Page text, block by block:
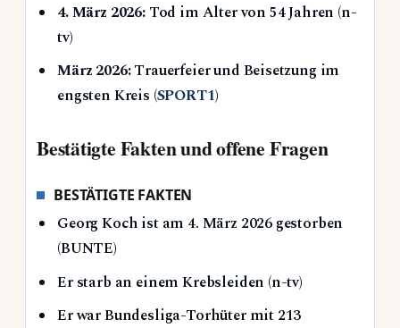
4. März 2026:Tod im Alter von 54 Jahren (n-
tv)
März 2026:Trauerfeier und Beisetzung im
engsten Kreis (SPORT1)
Bestätigte Fakten und offene Fragen
BESTÄTIGTE FAKTEN
Georg Koch ist am 4. März 2026 gestorben
(BUNTE)
Er starb an einem Krebsleiden (n-tv)
Er war Bundesliga-Torhüter mit 213